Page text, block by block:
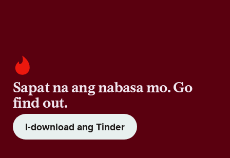
Sapat na ang nabasa mo. Go
find out.
I-download ang Tinder